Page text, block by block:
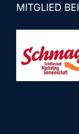
MITGLIED BEI